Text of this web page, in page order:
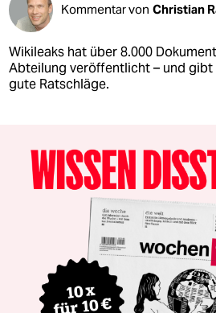
Kommentar von Christian
Wikileaks hat über 8.000
Abteilung veröffentlicht – und gibt
gute Ratschläge.